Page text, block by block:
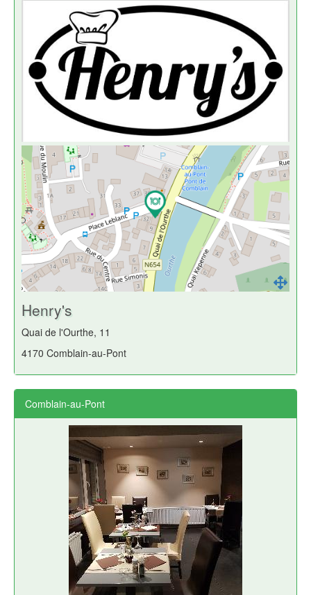
Henry's
Quai de l'Ourthe, 11
4170 Comblain-au-Pont
Comblain-au-Pont